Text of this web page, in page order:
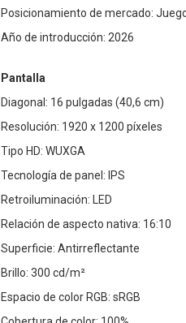
Posicionamiento de mercado:
Año de introducción: 2026
Pantalla
Diagonal: 16 pulgadas (40,6 cm)
Resolución: 1920 x 1200 píxeles
Tipo HD: WUXGA
Tecnología de panel: IPS
Retroiluminación: LED
Relación de aspecto nativa: 16:10
Superficie: Antirreflectante
Brillo: 300 cd/m²
Espacio de color RGB: sRGB